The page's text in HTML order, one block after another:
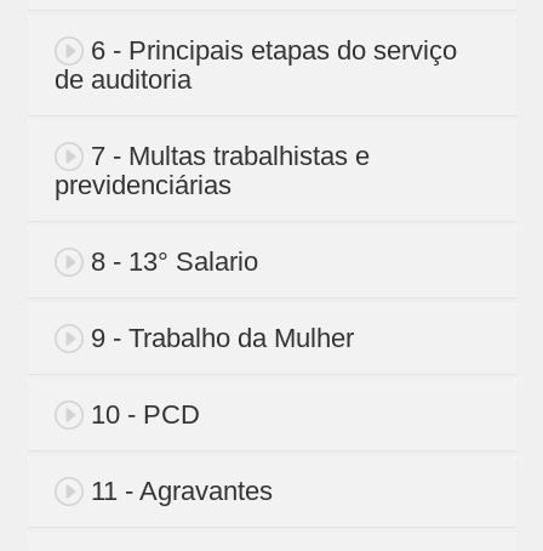
6 - Principais etapas do serviço
de auditoria
7 - Multas trabalhistas e
previdenciárias
8 - 13° Salario
9 - Trabalho da Mulher
10 - PCD
11 - Agravantes